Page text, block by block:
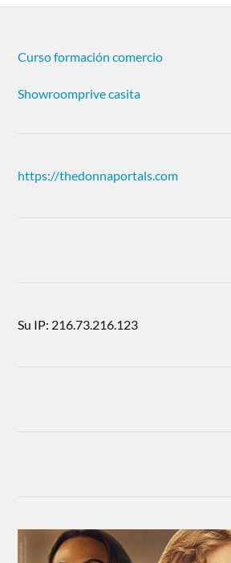
Curso formación comercio
Showroomprive casita
https://thedonnaportals.com
Su IP: 216.73.216.123